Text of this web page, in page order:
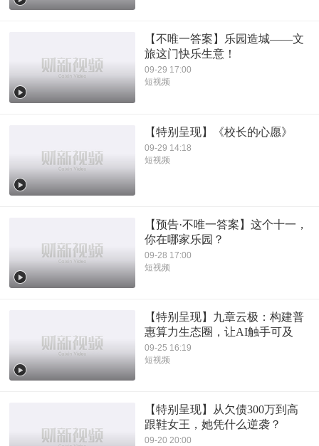
【不唯一答案】乐园造城——文
旅这门快乐生意！
09-29 17:00
短视频
【特别呈现】《校长的心愿》
09-29 14:18
短视频
【预告·不唯一答案】这个十一，
你在哪家乐园？
09-28 17:00
短视频
【特别呈现】九章云极：构建普
惠算力生态圈，让AI触手可及
09-25 16:19
短视频
【特别呈现】从欠债300万到高
跟鞋女王，她凭什么逆袭？
09-20 20:00